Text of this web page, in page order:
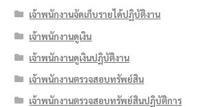
เจ้าพนักงานจัดเก็บรายได้ปฏิบัติงาน
เจ้าพนักงานดูเงิน
เจ้าพนักงานดูเงินปฏิบัติงาน
เจ้าพนักงานตรวจสอบทรัพย์สิน
เจ้าพนักงานตรวจสอบทรัพย์สินปฏิบัติการ